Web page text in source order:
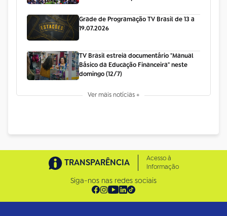
Grade de Programação TV Brasil de 13 a
19.07.2026
TV Brasil estreia documentário "Manual
Básico da Educação Financeira" neste
domingo (12/7)
Ver mais notícias +
TRANSPARÊNCIA
Acesso à
Informação
Siga-nos nas redes sociais